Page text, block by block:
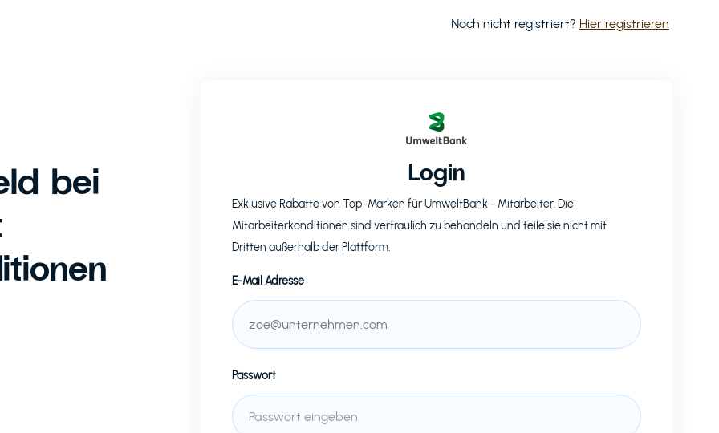
Noch nicht registriert? Hier registrieren
bei
Login
Exklusive Rabatte von Top-Marken fürUmweltBank- Mitarbeiter. Die
Mitarbeiterkonditionen sind vertraulich zu behandeln und teile sie nicht mit
Dritten außerhalb der Plattform.
E-Mail Adresse
Passwort